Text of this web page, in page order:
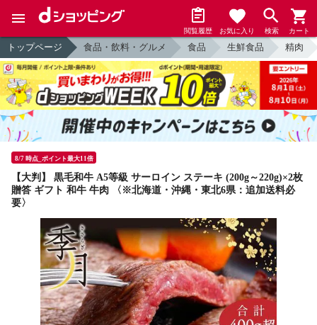
閲覧履歴 お気に入り 検索 カート
トップページ 食品・飲料・グルメ 食品 生鮮食品 精肉
8/7 時点_ポイント最大11倍
【大判】 黒毛和牛 A5等級 サーロイン ステーキ (200g～220g)×2枚
贈答 ギフト 和牛 牛肉 〈※北海道・沖縄・東北6県：追加送料必
要〉